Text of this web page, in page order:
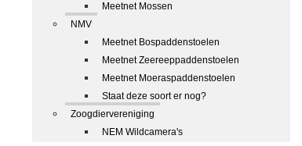
Meetnet Mossen
NMV
Meetnet Bospaddenstoelen
Meetnet Zeereeppaddenstoelen
Meetnet Moeraspaddenstoelen
Staat deze soort er nog?
Zoogdiervereniging
NEM Wildcamera's